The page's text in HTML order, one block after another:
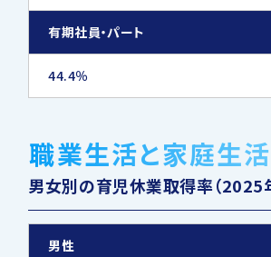
有期社員・パート
44.4％
職業生活と家庭生
男女別の育児休業取得率（2025
男性